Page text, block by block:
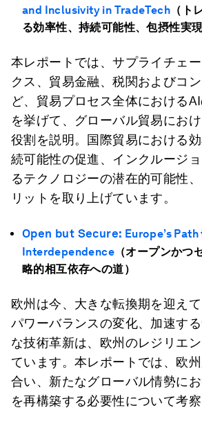
and Inclusivity in TradeTech （ト
る効率性、持続可能性、包摂性実
本レポートでは、サプライチェ
クス、貿易金融、税関およびコ
ど、貿易プロセス全体における
を挙げて、グローバル貿易にお
役割を説明。国際貿易における
続可能性の促進、インクルージ
るテクノロジーの潜在的可能性
リットを取り上げています。
Open but Secure: Europe’s
Interdependence （オープンかつ
略的相互依存への道）
欧州は今、大きな転換期を迎え
パワーバランスの変化、加速す
な技術革新は、欧州のレジリエ
ています。本レポートでは、欧
合い、新たなグローバル情勢に
を再構築する必要性について考察